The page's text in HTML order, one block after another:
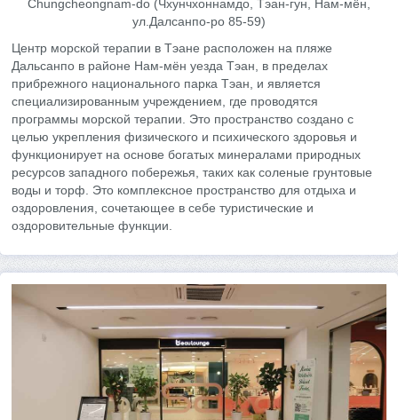
Chungcheongnam-do (Чхунчхоннамдо, Тэан-гун, Нам-мён,
ул.Далсанпо-ро 85-59)
Центр морской терапии в Тэане расположен на пляже
Дальсанпо в районе Нам-мён уезда Тэан, в пределах
прибрежного национального парка Тэан, и является
специализированным учреждением, где проводятся
программы морской терапии. Это пространство создано с
целью укрепления физического и психического здоровья и
функционирует на основе богатых минералами природных
ресурсов западного побережья, таких как соленые грунтовые
воды и торф. Это комплексное пространство для отдыха и
оздоровления, сочетающее в себе туристические и
оздоровительные функции.